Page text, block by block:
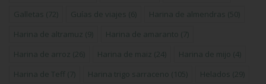
Galletas (72) Guías de viajes (6) Harina de almendras (50)
Harina de altramuz (9) Harina de amaranto (7)
Harina de arroz (26) Harina de maiz (24) Harina de mijo (4)
Harina de Teff (7) Harina trigo sarraceno (105) Helados (29)